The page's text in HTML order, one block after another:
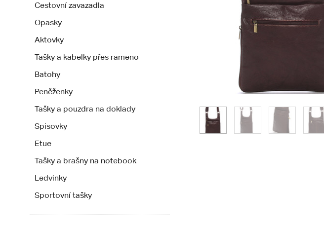
Cestovní zavazadla
Opasky
Aktovky
Tašky a kabelky přes rameno
Batohy
Peněženky
Tašky a pouzdra na doklady
Spisovky
Etue
Tašky a brašny na notebook
Ledvinky
Sportovní tašky